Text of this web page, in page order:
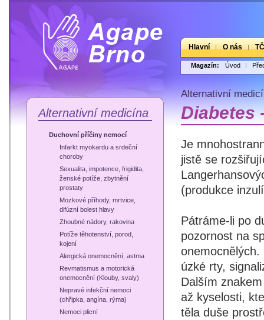
Hlavní O nás
Magazín: Úvod
Alternativní medicína
Duchovní příčiny nemocí
Infarkt myokardu a srdeční
choroby
Sexualita, impotence, frigidita,
ženské potíže, zbytnění
prostaty
Mozkové příhody, mrtvice,
difúzní bolest hlavy
Zhoubné nádory, rakovina
Potíže těhotenství, porod,
kojení
Alergická onemocnění, astma
Revmatismus a motorická
onemocnění (Klouby, svaly)
Nepravé infekční nemoci
(chřipka, angína, rýma)
Nemoci plicní
Alternativní
Diabetes
Je
jistě se
(produkce
Pátráme-li po
pozornost na
úzké rty,
Dalším
až kyselosti,
těla duše